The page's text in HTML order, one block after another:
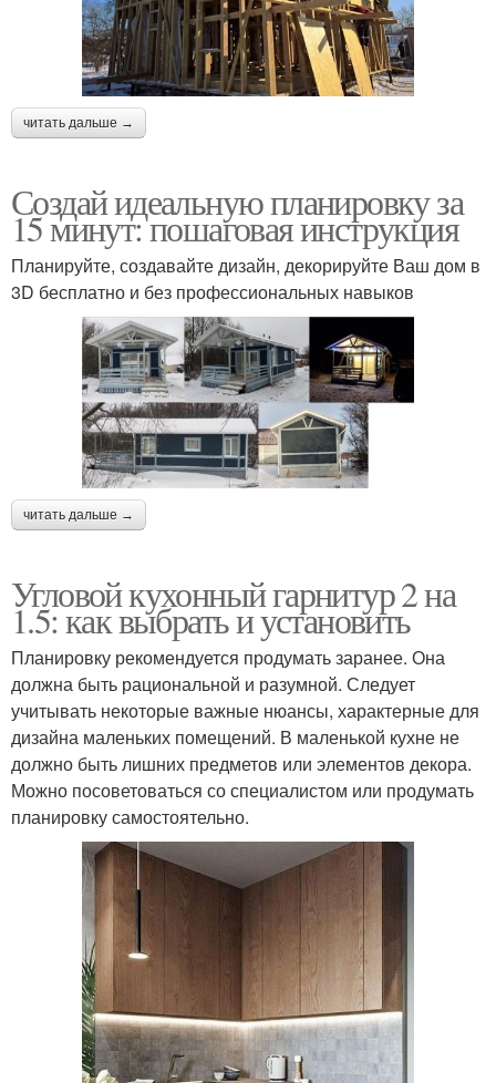
читать дальше →
Создай идеальную планировку за
15 минут: пошаговая инструкция
Планируйте, создавайте дизайн, декорируйте Ваш дом в
3D бесплатно и без профессиональных навыков
читать дальше →
Угловой кухонный гарнитур 2 на
1.5: как выбрать и установить
Планировку рекомендуется продумать заранее. Она
должна быть рациональной и разумной. Следует
учитывать некоторые важные нюансы, характерные для
дизайна маленьких помещений. В маленькой кухне не
должно быть лишних предметов или элементов декора.
Можно посоветоваться со специалистом или продумать
планировку самостоятельно.